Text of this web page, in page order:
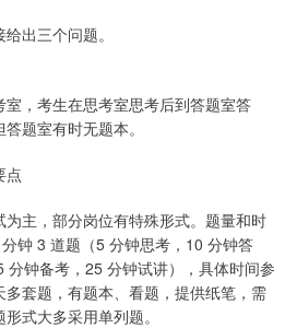
出三个问题。
，考生在思考室思考后到答题室答
题室有时无题本。
点
主，部分岗位有特殊形式。题量和时
钟 3 道题（5 分钟思考，10 分钟答
钟备考，25 分钟试讲），具体时间参
套题，有题本、看题，提供纸笔，需
式大多采用单列题。